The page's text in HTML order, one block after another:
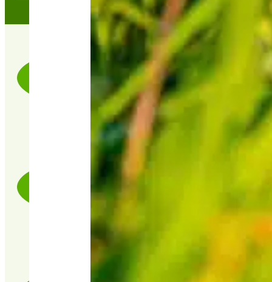
LIVRAISON RAPIDE & SOIGNÉE
PRODUITS CERTIFIÉ 100% BIO